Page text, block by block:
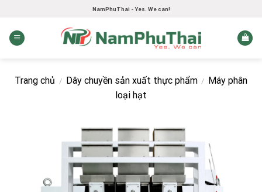
content
NamPhuThai - Yes. We can!
Trang chủ / Dây chuyền sản xuất thực phẩm / Máy phân
loại hạt